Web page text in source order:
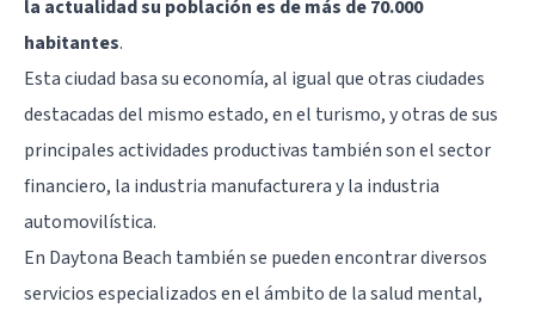
la actualidad su población es de más de 70.000
habitantes.
Esta ciudad basa su economía, al igual que otras ciudades
destacadas del mismo estado, en el turismo, y otras de sus
principales actividades productivas también son el sector
financiero, la industria manufacturera y la industria
automovilística.
En Daytona Beach también se pueden encontrar diversos
servicios especializados en el ámbito de la salud mental,